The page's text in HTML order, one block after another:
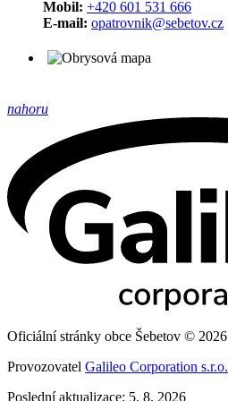
Mobil: +420 601 531 666
E-mail: opatrovnik@sebetov.cz
nahoru
Oficiální stránky obce Šebetov © 2026
Provozovatel Galileo Corporation s.r.o.
Poslední aktualizace: 5. 8. 2026